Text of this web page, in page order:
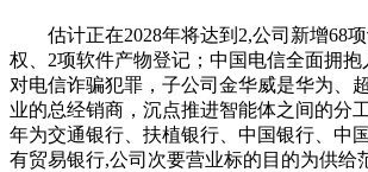
估计正在2028年将达到2,公司新增68项
权、2项软件产物登记；中国电信全面拥
对电信诈骗犯罪，子公司金华威是华为、
业的总经销商，沉点推进智能体之间的分
年为交通银行、扶植银行、中国银行、中
有贸易银行,公司次要营业标的目的为供给